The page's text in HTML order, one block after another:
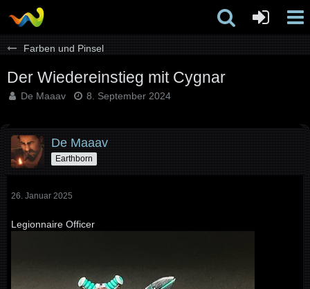
Farben und Pinsel
Der Wiedereinstieg mit Cygnar
De Maaav 8. September 2024
De Maaav
Earthborn
26. Januar 2025
Legionnaire Officer